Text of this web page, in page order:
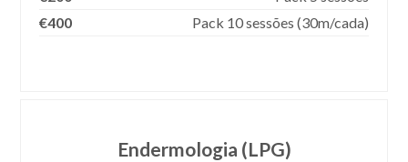
€400
Pack 10 sessões (30m/cada)
Endermologia (LPG)